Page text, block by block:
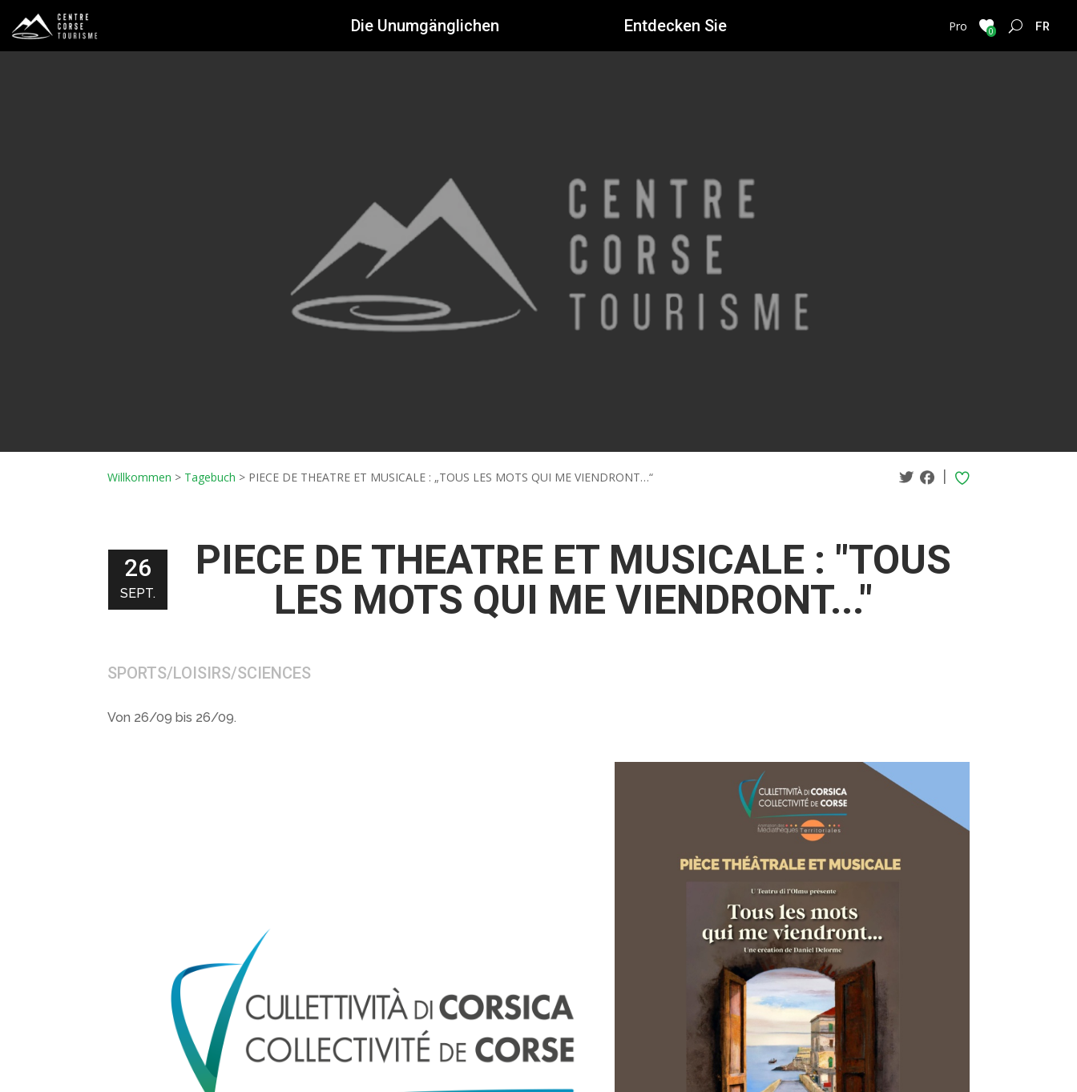
Die Unumgänglichen Entdecken Sie Pro 0
Willkommen > Tagebuch > PIECE DE THEATRE ET MUSICALE : „TOUS LES MOTS QUI ME VIENDRONT…“ |
26
SEPT.
PIECE DE THEATRE ET MUSICALE : "TOUS
LES MOTS QUI ME VIENDRONT..."
SPORTS/LOISIRS/SCIENCES
Von 26/09 bis 26/09.